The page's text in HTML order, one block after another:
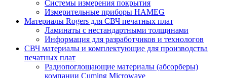
Системы измерения покрытия
Измерительные приборы HAMEG
Материалы Rogers для СВЧ печатных плат
Ламинаты с нестандартными толщинами
Информация для разработчиков и технологов
СВЧ материалы и комплектующие для производства
печатных плат
Радиопоглощающие материалы (абсорберы)
компании Cuming Microwave